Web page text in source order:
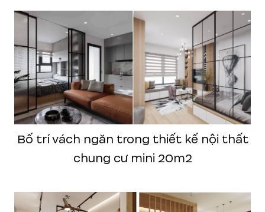
Bố trí vách ngăn trong thiết kế nội thất
chung cư mini 20m2